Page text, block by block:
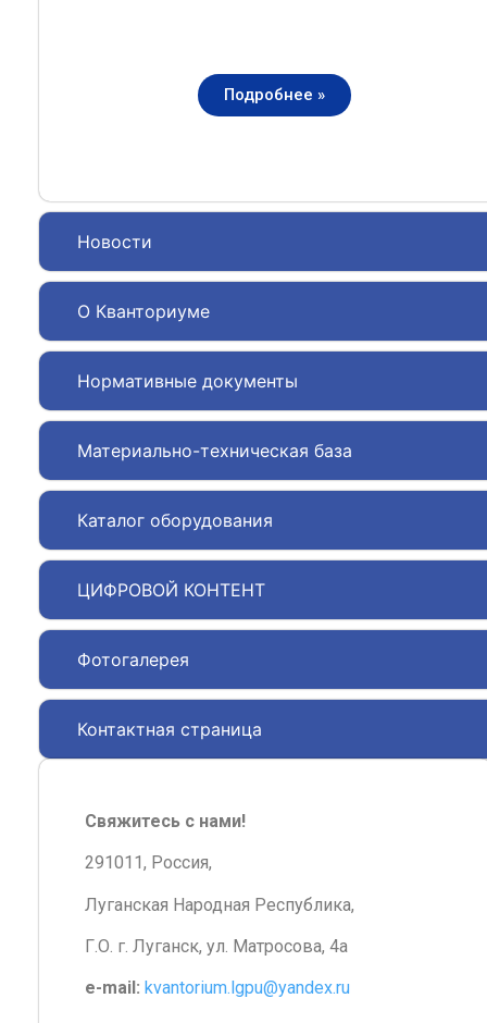
Новости
О Кванториуме
Нормативные документы
Материально-техническая база
Каталог оборудования
ЦИФРОВОЙ КОНТЕНТ
Фотогалерея
Контактная страница
Подробнее »
Свяжитесь с нами!
291011, Россия,
Луганская Народная Республика,
Г.О. г. Луганск, ул. Матросова, 4а
e-mail: kvantorium.lgpu@yandex.ru